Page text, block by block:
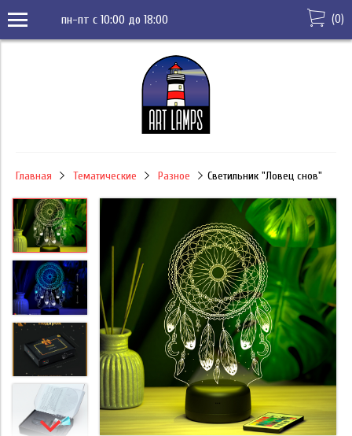
пн-пт с 10:00 до 18:00 (0)
Главная Тематические Разное Светильник "Ловец снов"